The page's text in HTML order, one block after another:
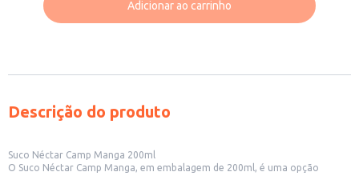
Adicionar ao carrinho
Descrição do produto
Suco Néctar Camp Manga 200ml
O Suco Néctar Camp Manga, em embalagem de 200ml, é uma opção